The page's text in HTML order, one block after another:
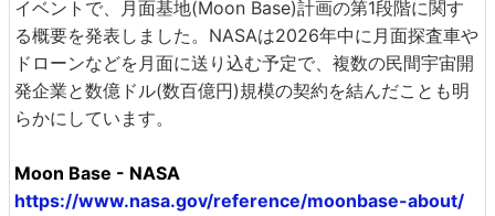
イベントで、月面基地(Moon Base)計画の第1段階に関す
る概要を発表しました。NASAは2026年中に月面探査車や
ドローンなどを月面に送り込む予定で、複数の民間宇宙開
発企業と数億ドル(数百億円)規模の契約を結んだことも明
らかにしています。
Moon Base - NASA
https://www.nasa.gov/reference/moonbase-about/